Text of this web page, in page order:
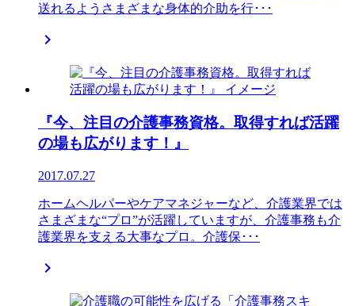
送れるようさまざまな身体的介助を行･･･

『今、注目の介護事務資格。取得すれば活躍
の場も広がります！』
2017.07.27
ホームヘルパーやケアマネジャーなど、介護業界では
さまざまな“プロ”が活躍していますが、介護事務も介
護業界を支える大事なプロ。介護保･･･
